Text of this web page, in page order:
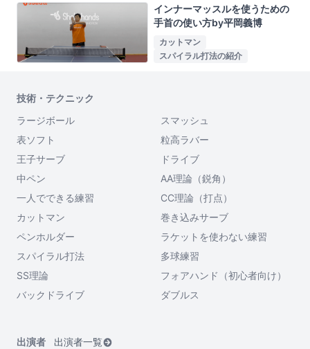
インナーマッスルを使うための
手首の使い方by平岡義博
カットマン
スパイラル打法の紹介
技術・テクニック
ラージボール
スマッシュ
表ソフト
粒高ラバー
王子サーブ
ドライブ
中ペン
AA理論（鋭角）
一人でできる練習
CC理論（打点）
カットマン
巻き込みサーブ
ペンホルダー
ラケットを使わない練習
スパイラル打法
多球練習
SS理論
フォアハンド（初心者向け）
バックドライブ
ダブルス
出演者
出演者一覧